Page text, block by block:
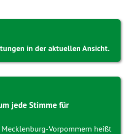
in der aktuellen Ansicht.
jede Stimme für
Vorpommern heißt